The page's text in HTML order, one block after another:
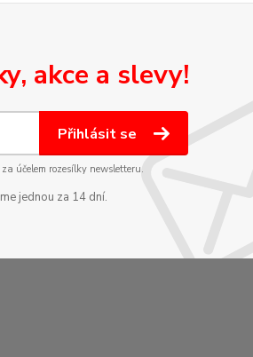
akce a slevy!
Přihlásit se
účelem rozesílky newsletteru.
jednou za 14 dní.